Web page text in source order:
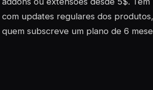
com updates regulares dos
quem subscreve um plano de 6